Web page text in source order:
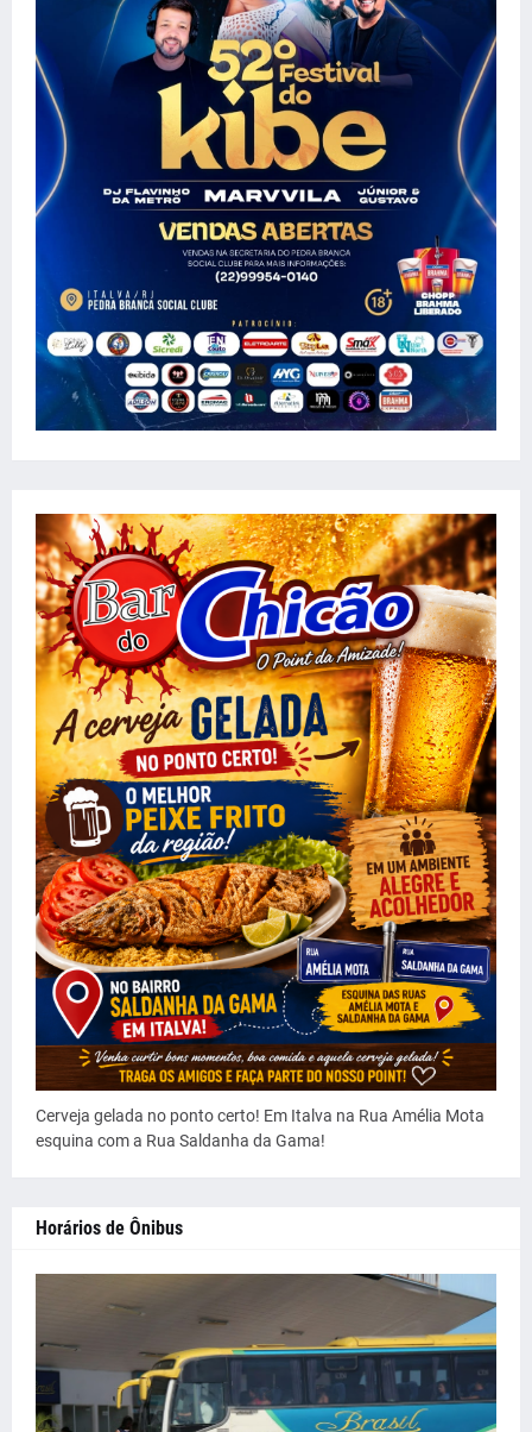
Cerveja gelada no ponto certo! Em Italva na Rua Amélia Mota
esquina com a Rua Saldanha da Gama!
Horários de Ônibus